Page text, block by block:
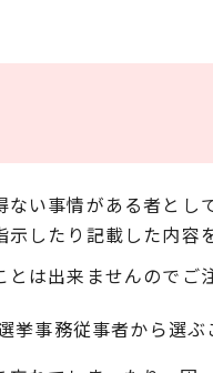
い事情がある者と
したり記載した内容
は出来ませんのでご
事務従事者から選ぶ